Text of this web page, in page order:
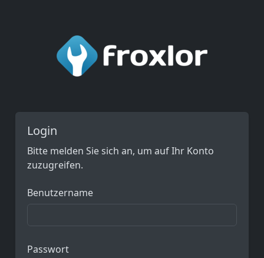
Login
Bitte melden Sie sich an, um auf Ihr Konto
zuzugreifen.
Benutzername
Passwort